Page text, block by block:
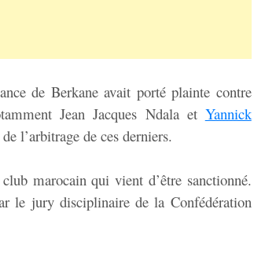
de Berkane avait porté plainte contre
Jean Jacques Ndala et Yannick
l’arbitrage de ces derniers.
marocain qui vient d’être sanctionné.
le jury disciplinaire de la Confédération